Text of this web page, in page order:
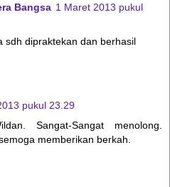
Bangsa 1 Maret 2013 pukul
sdh dipraktekan dan berhasil
pukul 23.29
Sangat-Sangat menolong.
memberikan berkah.